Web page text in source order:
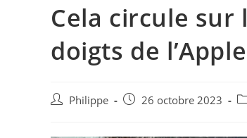
Cela circule sur
doigts de
Auteur/autrice
Philippe
Post 26 octobre 2023